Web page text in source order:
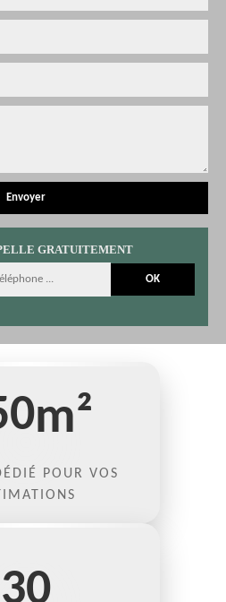
GRATUITEMENT
m²
POUR VOS
30